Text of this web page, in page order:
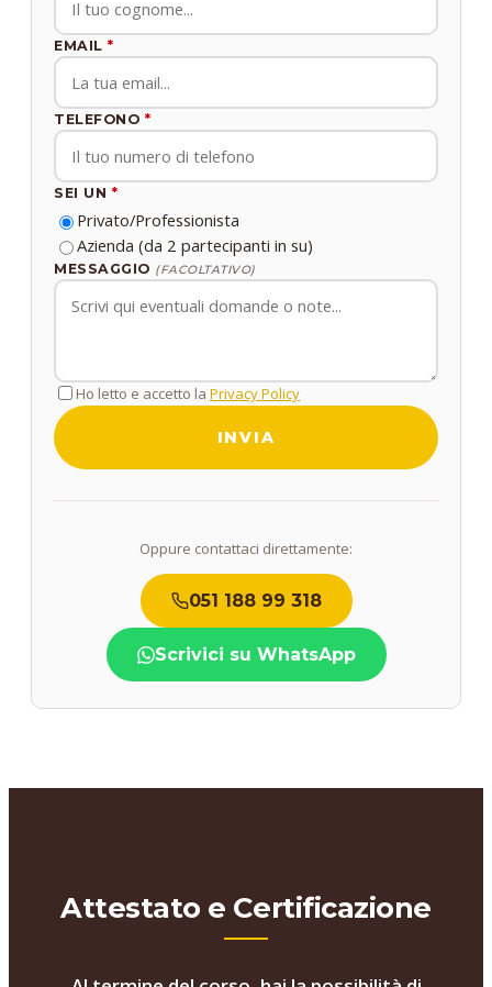
EMAIL *
TELEFONO *
SEI UN *
Privato/Professionista
Azienda (da 2 partecipanti in su)
MESSAGGIO (FACOLTATIVO)
Ho letto e accetto la Privacy Policy
INVIA
Oppure contattaci direttamente:
051 188 99 318
Scrivici su WhatsApp
Attestato e Certificazione